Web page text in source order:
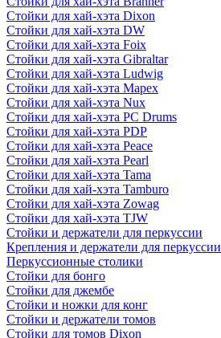
Стойки для хай-хэта Dixon
Стойки для хай-хэта DW
Стойки для хай-хэта Foix
Стойки для хай-хэта Gibraltar
Стойки для хай-хэта Ludwig
Стойки для хай-хэта Mapex
Стойки для хай-хэта Nux
Стойки для хай-хэта PC Drums
Стойки для хай-хэта PDP
Стойки для хай-хэта Peace
Стойки для хай-хэта Pearl
Стойки для хай-хэта Tama
Стойки для хай-хэта Tamburo
Стойки для хай-хэта Zowag
Стойки для хай-хэта TJW
Стойки и держатели для перкуссии
Крепления и держатели для перкуссии
Перкуссионные столики
Стойки для бонго
Стойки для джембе
Стойки и ножки для конг
Стойки и держатели томов
Стойки для томов Dixon